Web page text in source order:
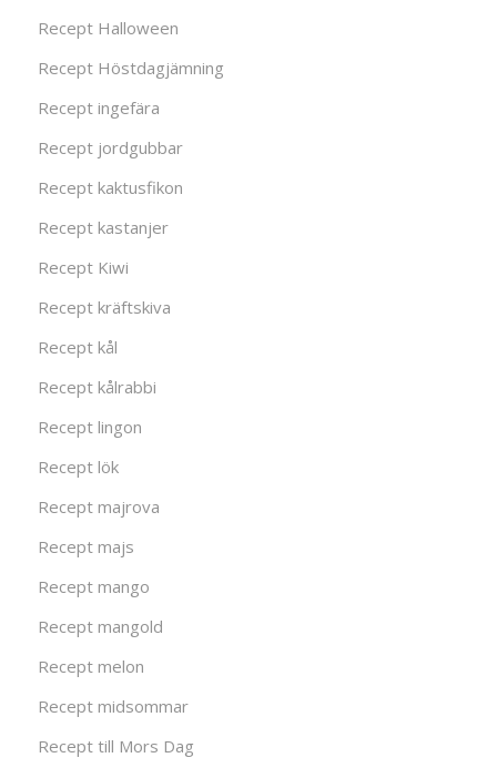
Recept Halloween
Recept Höstdagjämning
Recept ingefära
Recept jordgubbar
Recept kaktusfikon
Recept kastanjer
Recept Kiwi
Recept kräftskiva
Recept kål
Recept kålrabbi
Recept lingon
Recept lök
Recept majrova
Recept majs
Recept mango
Recept mangold
Recept melon
Recept midsommar
Recept till Mors Dag